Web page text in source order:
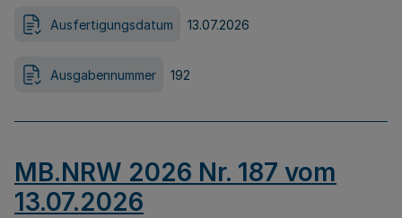
Ausfertigungsdatum 13.07.2026
Ausgabennummer 192
MB.NRW 2026 Nr. 187 vom
13.07.2026